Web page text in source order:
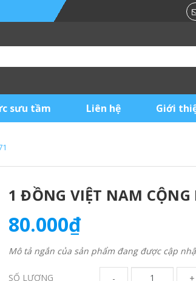
sưu tầm Liên hệ Giới
1 ĐỒNG VIỆT NAM CỘNG
80.000₫
Mô tả ngắn của sản phẩm đang được cập
SỐ LƯỢNG - +